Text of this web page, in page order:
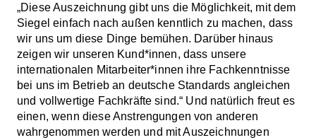
„Diese Auszeichnung gibt uns die Möglichkeit, mit dem
Siegel einfach nach außen kenntlich zu machen, dass
wir uns um diese Dinge bemühen. Darüber hinaus
zeigen wir unseren Kund*innen, dass unsere
internationalen Mitarbeiter*innen ihre Fachkenntnisse
bei uns im Betrieb an deutsche Standards angleichen
und vollwertige Fachkräfte sind.“ Und natürlich freut es
einen, wenn diese Anstrengungen von anderen
wahrgenommen werden und mit Auszeichnungen